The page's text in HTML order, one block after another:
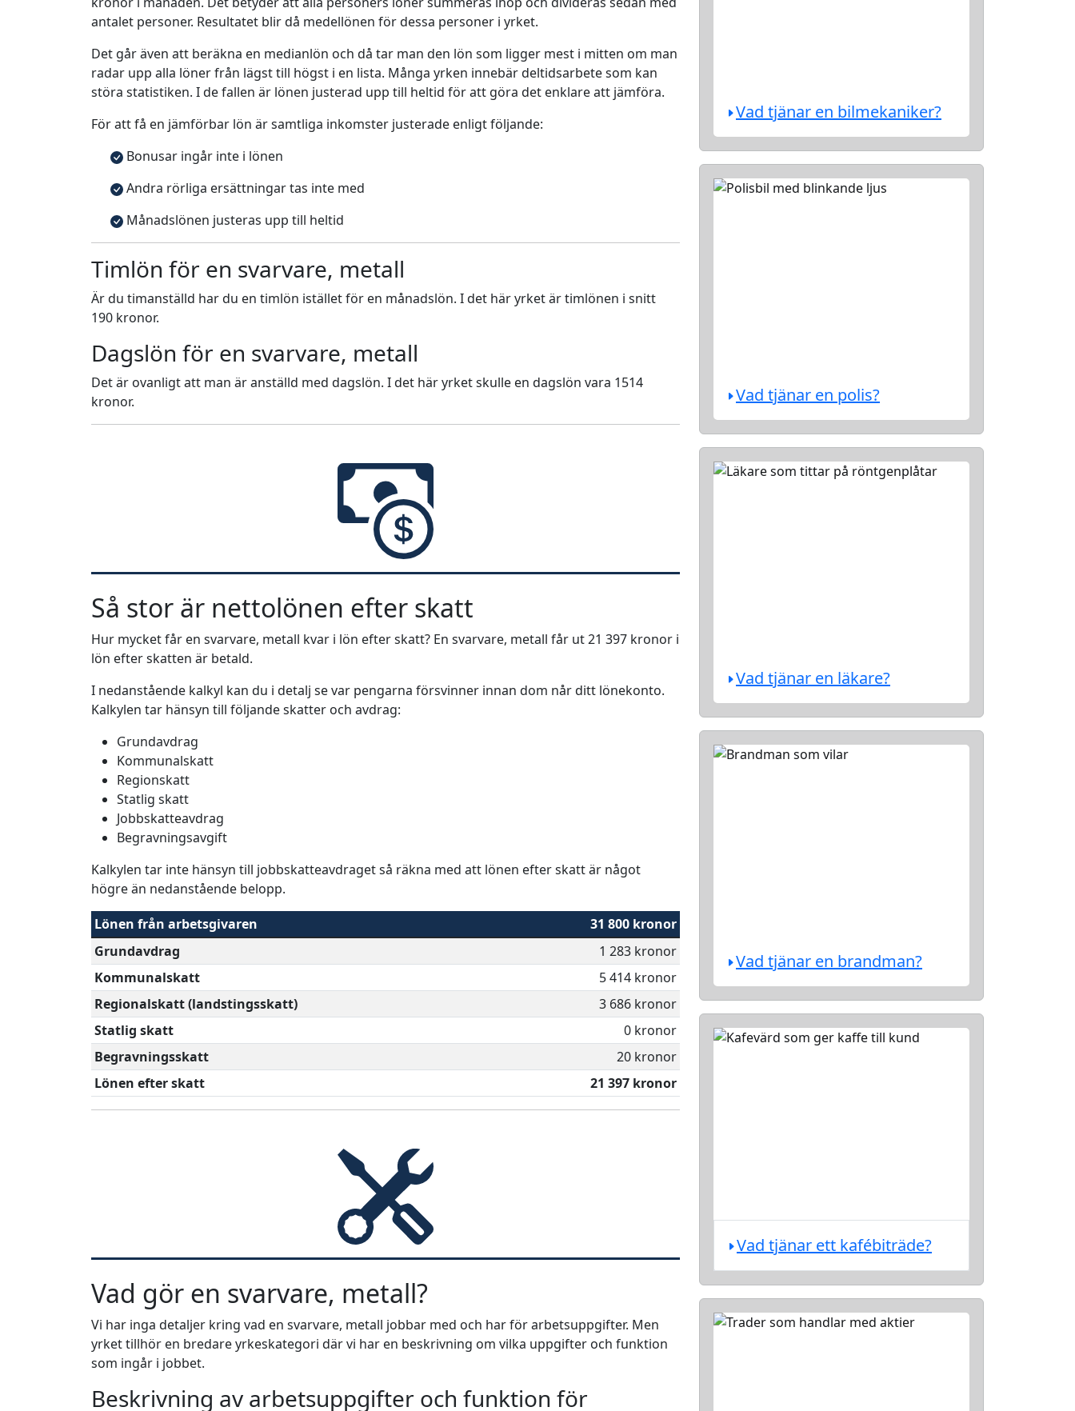
antalet personer. Resultatet blir då medellönen för dessa personer i yrket.
Det går även att beräkna en medianlön och då tar man den lön som ligger mest i mitten om man
radar upp alla löner från lägst till högst i en lista. Många yrken innebär deltidsarbete som kan
störa statistiken. I de fallen är lönen justerad upp till heltid för att göra det enklare att jämföra.
För att få en jämförbar lön är samtliga inkomster justerade enligt följande:
Bonusar ingår inte i lönen
Andra rörliga ersättningar tas inte med
Månadslönen justeras upp till heltid
Timlön för en svarvare, metall
Är du timanställd har du en timlön istället för en månadslön. I det här yrket är timlönen i snitt
190 kronor.
Dagslön för en svarvare, metall
Det är ovanligt att man är anställd med dagslön. I det här yrket skulle en dagslön vara 1514
kronor.
Så stor är nettolönen efter skatt
Hur mycket får en svarvare, metall kvar i lön efter skatt? En svarvare, metall får ut 21 397 kronor i
lön efter skatten är betald.
I nedanstående kalkyl kan du i detalj se var pengarna försvinner innan dom når ditt lönekonto.
Kalkylen tar hänsyn till följande skatter och avdrag:
Grundavdrag
Kommunalskatt
Regionskatt
Statlig skatt
Jobbskatteavdrag
Begravningsavgift
Kalkylen tar inte hänsyn till jobbskatteavdraget så räkna med att lönen efter skatt är något
högre än nedanstående belopp.
Lönen från arbetsgivaren
31 800 kronor
Grundavdrag
1 283 kronor
Kommunalskatt
5 414 kronor
Regionalskatt (landstingsskatt)
3 686 kronor
Statlig skatt
0 kronor
Begravningsskatt
20 kronor
Lönen efter skatt
21 397 kronor
Vad gör en svarvare, metall?
Vi har inga detaljer kring vad en svarvare, metall jobbar med och har för arbetsuppgifter. Men
yrket tillhör en bredare yrkeskategori där vi har en beskrivning om vilka uppgifter och funktion
som ingår i jobbet.
Beskrivning av arbetsuppgifter och funktion för
Vad tjänar en bilmekaniker?
Vad tjänar en polis?
Vad tjänar en läkare?
Vad tjänar en brandman?
Vad tjänar ett kafébiträde?